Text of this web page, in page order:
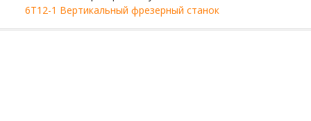
6Т12-1 Вертикальный фрезерный станок